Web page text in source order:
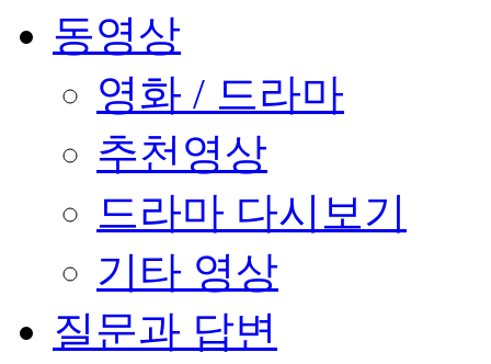
동영상
영화 / 드라마
추천영상
드라마 다시보기
기타 영상
질문과 답변